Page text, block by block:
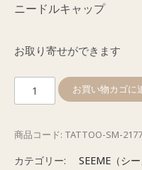
ニードルキャップ
お取り寄せができます
ー
イ
ニ
お買い物カゴに
商品コード: TATTOO-SM-
カテゴリー: SEEME（シー